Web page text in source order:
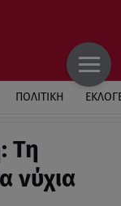
ΠΟΛΙΤΙΚΗ
Τη
νύχια